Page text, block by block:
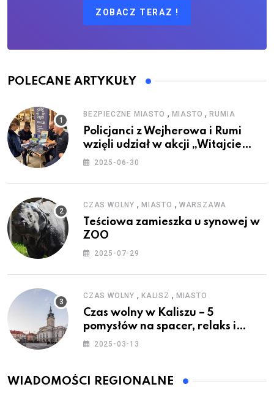
ZOBACZ TERAZ !
POLECANE ARTYKUŁY
BEZPIECZNE MIASTO , MIASTO ,RUMIA
Policjanci z Wejherowa i Rumi
wzięli udział w akcji „Witajcie
Wakacje”
2025-06-30
CZAS WOLNY , MIASTO , WARSZAWA
Teściowa zamieszka u synowej w
ZOO
2025-07-29
CZAS WOLNY , KALISZ , MIASTO
Czas wolny w Kaliszu – 5
pomysłów na spacer, relaks i
rodzinne atrakcje
2025-03-13
WIADOMOŚCI REGIONALNE